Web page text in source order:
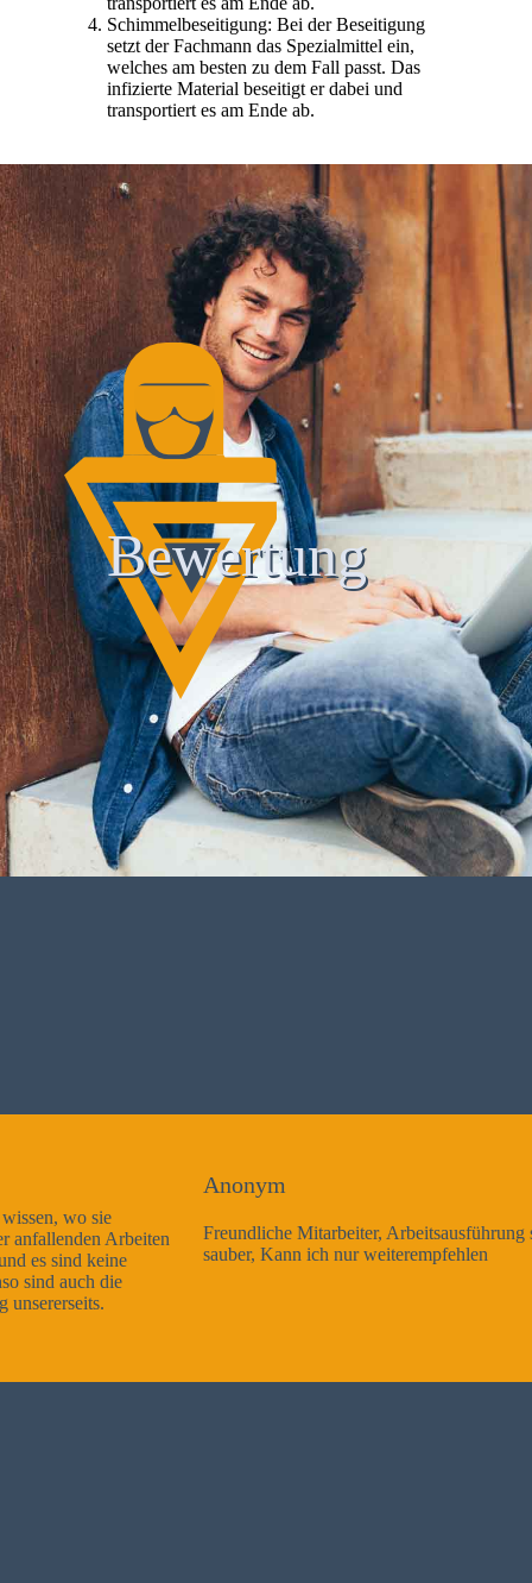
Schimmelbeseitigung: Bei der Beseitigung
setzt der Fachmann das Spezialmittel ein,
welches am besten zu dem Fall passt. Das
infizierte Material beseitigt er dabei und
transportiert es am Ende ab.
Bewertung
Freundliche Mitarbeiter, Arbeitsausführung sehr gut und sehr
sauber, Kann ich nur weiterempfehlen